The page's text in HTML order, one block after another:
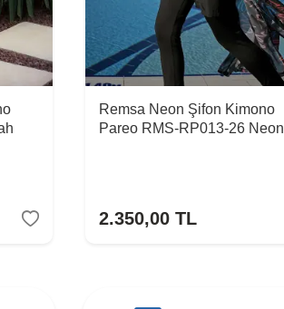
Remsa Neon Şifon Kimono
Pareo RMS-RP013-26 Neon
2.350,00 TL